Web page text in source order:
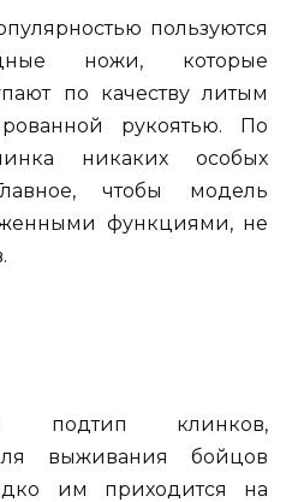
пользуются
ножи, которые
по качеству литым
рукоятью. По
никаких особых
чтобы модель
функциями, не
подтип клинков,
выживания бойцов
им приходится на